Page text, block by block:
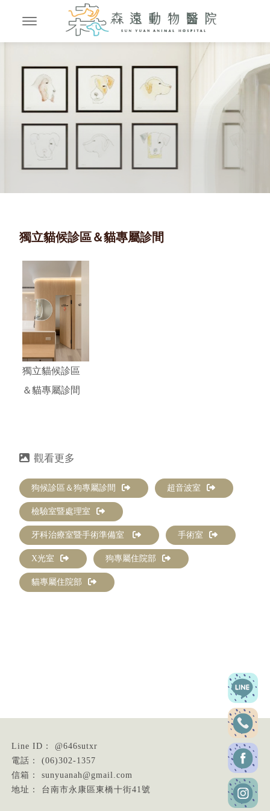
獨立貓候診區＆貓專屬診間
獨立貓候診區
＆貓專屬診間
狗候診區＆狗專屬診間 超音波室
檢驗室暨處理室
牙科治療室暨手術準備室 手術室
X光室 狗專屬住院部
貓專屬住院部
@646sutxr
(06)302-1357
sunyuanah@gmail.com
台南市永康區東橋十街41號